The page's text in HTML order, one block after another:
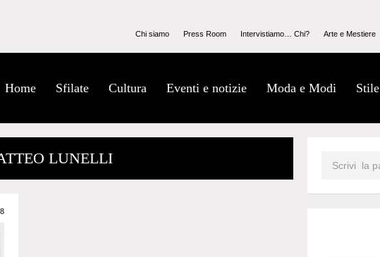
Chi siamo Press Room Intervistiamo… Chi? Arte e Mestiere
Home Sfilate Cultura Eventi e notizie Moda e Modi Stile
LUNELLI